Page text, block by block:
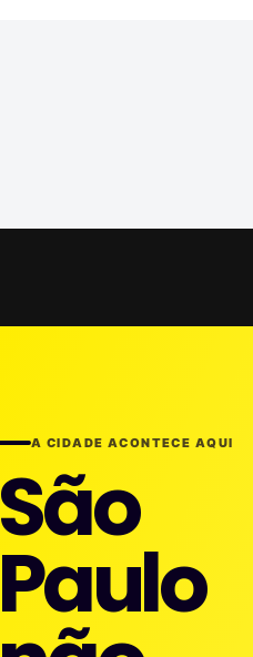
A CIDADE ACONTECE AQUI
São
Paulo